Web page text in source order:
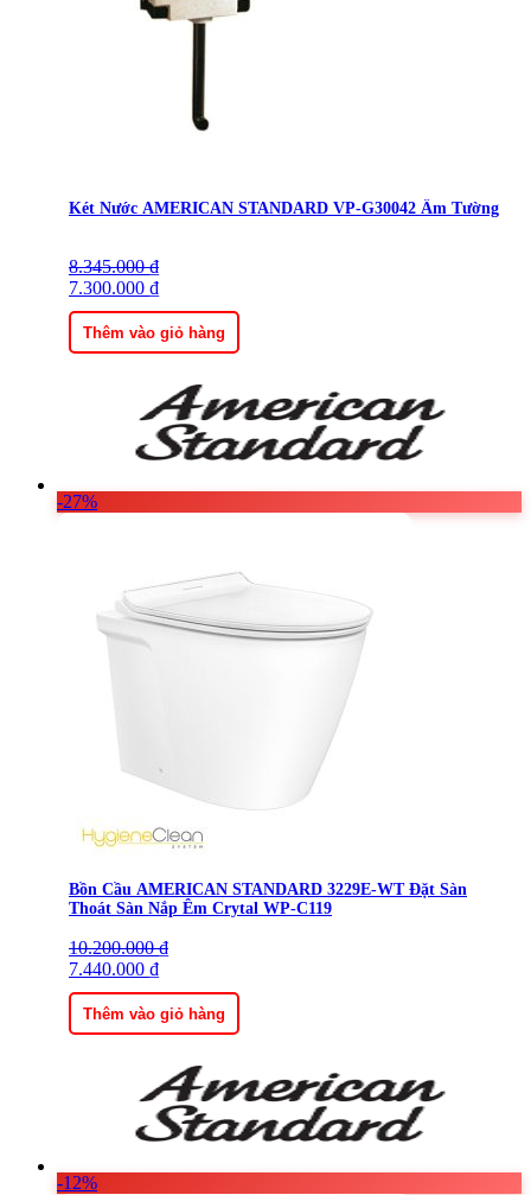
Két Nước AMERICAN STANDARD VP-G30042 Âm Tường
8.345.000₫
Giá
gốc
là:
8.345.000 ₫.
7.300.000 ₫
Giá
hiện
tại
là:
7.300.000 ₫.
Thêm vào giỏ hàng
-27%
Bồn Cầu AMERICAN STANDARD 3229E-WT Đặt Sàn
Thoát Sàn Nắp Êm Crytal WP-C119
10.200.000₫
Giá
gốc
là:
10.200.000 ₫.
7.440.000 ₫
Giá
hiện
tại
là:
7.440.000 ₫.
Thêm vào giỏ hàng
-12%